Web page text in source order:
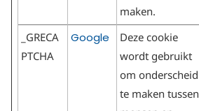
maken.
_GRECA
PTCHA
Google
Deze cookie
wordt gebruikt
om onderscheid
te maken tussen